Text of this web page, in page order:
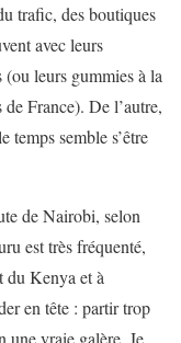
trafic, des boutiques
avec leurs
(ou leurs gummies à la
France). De l’autre,
semble s’être
de Nairobi, selon
est très fréquenté,
du Kenya et à
en tête : partir trop
une vraie galère. Je